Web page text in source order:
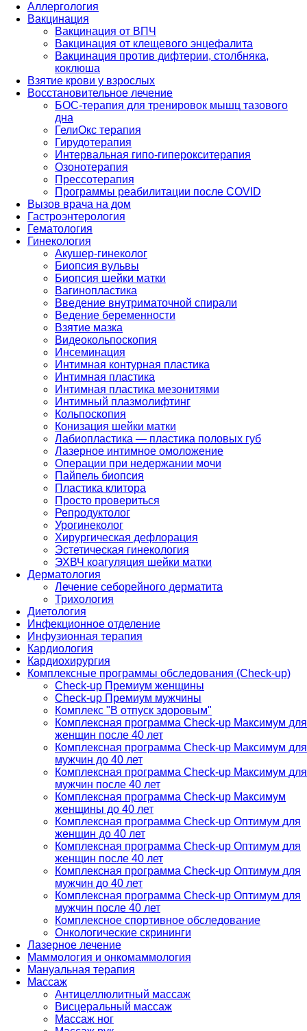
Аллергология
Вакцинация
Вакцинация от ВПЧ
Вакцинация от клещевого энцефалита
Вакцинация против дифтерии, столбняка,
коклюша
Взятие крови у взрослых
Восстановительное лечение
БОС-терапия для тренировок мышц тазового
дна
ГелиОкс терапия
Гирудотерапия
Интервальная гипо-гиперокситерапия
Озонотерапия
Прессотерапия
Программы реабилитации после СOVID
Вызов врача на дом
Гастроэнтерология
Гематология
Гинекология
Акушер-гинеколог
Биопсия вульвы
Биопсия шейки матки
Вагинопластика
Введение внутриматочной спирали
Ведение беременности
Взятие мазка
Видеокольпоскопия
Инсеминация
Интимная контурная пластика
Интимная пластика
Интимная пластика мезонитями
Интимный плазмолифтинг
Кольпоскопия
Конизация шейки матки
Лабиопластика — пластика половых губ
Лазерное интимное омоложение
Операции при недержании мочи
Пайпель биопсия
Пластика клитора
Просто провериться
Репродуктолог
Урогинеколог
Хирургическая дефлорация
Эстетическая гинекология
ЭХВЧ коагуляция шейки матки
Дерматология
Лечение себорейного дерматита
Трихология
Диетология
Инфекционное отделение
Инфузионная терапия
Кардиология
Кардиохирургия
Комплексные программы обследования (Check-up)
Check-up Премиум женщины
Check-up Премиум мужчины
Комплекс "В отпуск здоровым"
Комплексная программа Check-up Максимум для
женщин после 40 лет
Комплексная программа Check-up Максимум для
мужчин до 40 лет
Комплексная программа Check-up Максимум для
мужчин после 40 лет
Комплексная программа Check-up Максимум
женщины до 40 лет
Комплексная программа Check-up Оптимум для
женщин до 40 лет
Комплексная программа Check-up Оптимум для
женщин после 40 лет
Комплексная программа Check-up Оптимум для
мужчин до 40 лет
Комплексная программа Check-up Оптимум для
мужчин после 40 лет
Комплексное спортивное обследование
Онкологические скрининги
Лазерное лечение
Маммология и онкомаммология
Мануальная терапия
Массаж
Антицеллюлитный массаж
Висцеральный массаж
Массаж ног